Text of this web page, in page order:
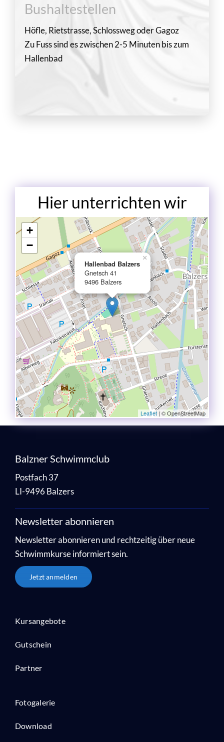
Bushaltestellen
Höfle, Rietstrasse, Schlossweg oder Gagoz
Zu Fuss sind es zwischen 2-5 Minuten bis zum
Hallenbad
Hier unterrichten wir
Hallenbad Balzers
Gnetsch 41
9496 Balzers
×
+
−
Leaflet | © OpenStreetMap
Balzner Schwimmclub
Postfach 37
LI-9496 Balzers
Newsletter abonnieren
Newsletter abonnieren und rechtzeitig über neue
Schwimmkurse informiert sein.
Jetzt anmelden
Kursangebote
Gutschein
Partner
Fotogalerie
Download